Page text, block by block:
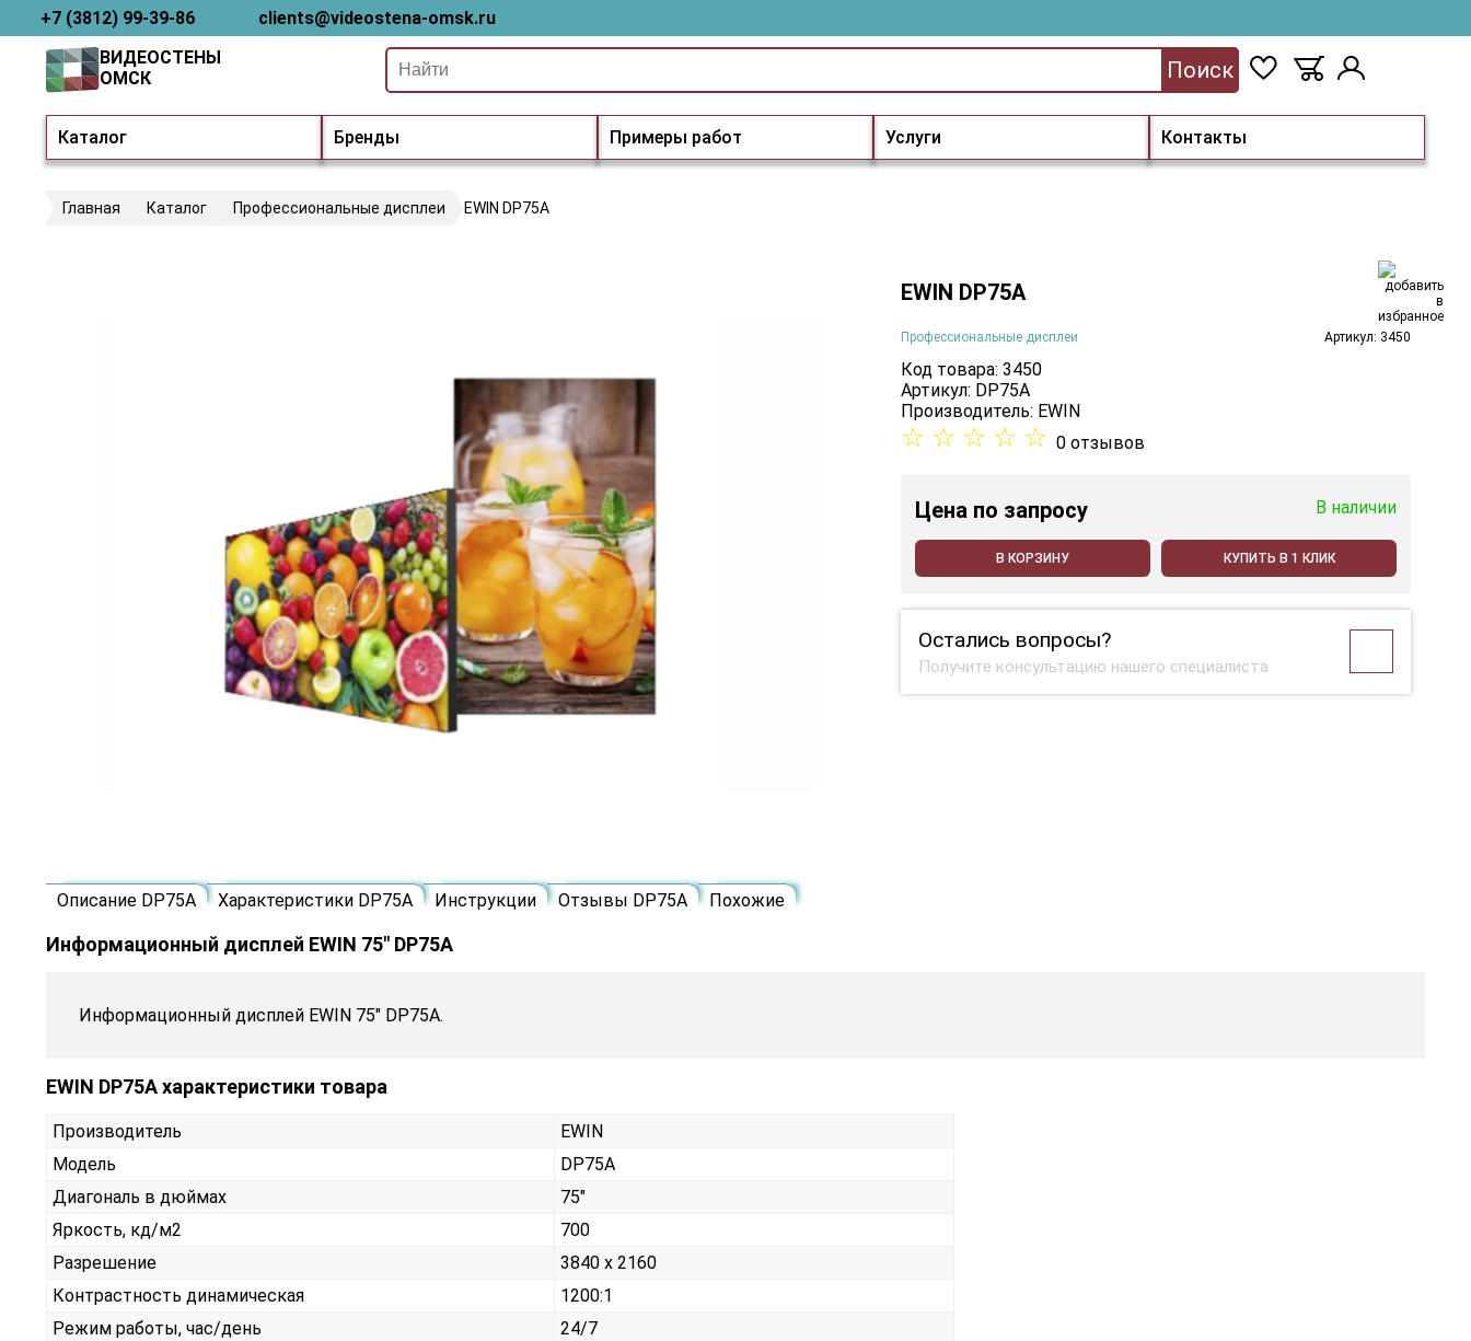
+7 (3812) 99-39-86 clients@videostena-omsk.ru
Каталог Бренды Примеры работ Услуги Контакты
ВИДЕОСТЕНЫ
ОМСК
Поиск
Главная Каталог Профессиональные дисплеи EWIN DP75A
EWIN DP75A
Профессиональные дисплеи Артикул: 3450
Код товара: 3450
Артикул: DP75A
Производитель: EWIN
☆ ☆ ☆ ☆ ☆ 0 отзывов
Цена по запросу В наличии
В КОРЗИНУ КУПИТЬ В 1 КЛИК
Остались вопросы?
Получите консультацию нашего специалиста
Описание DP75A Характеристики DP75A Инструкции Отзывы DP75A Похожие
Информационный дисплей EWIN 75" DP75A
Информационный дисплей EWIN 75" DP75A.
EWIN DP75A характеристики товара
Производитель
EWIN
Модель
DP75A
Диагональ в дюймах
75"
Яркость, кд/м2
700
Разрешение
3840 x 2160
Контрастность динамическая
1200:1
Режим работы, час/день
24/7